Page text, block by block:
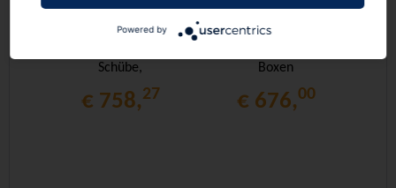
190 cm hoch, 105x40
Schübe,
€ 758,27
oben 3 Fächer, unten
Boxen
€ 676,00
Powered by